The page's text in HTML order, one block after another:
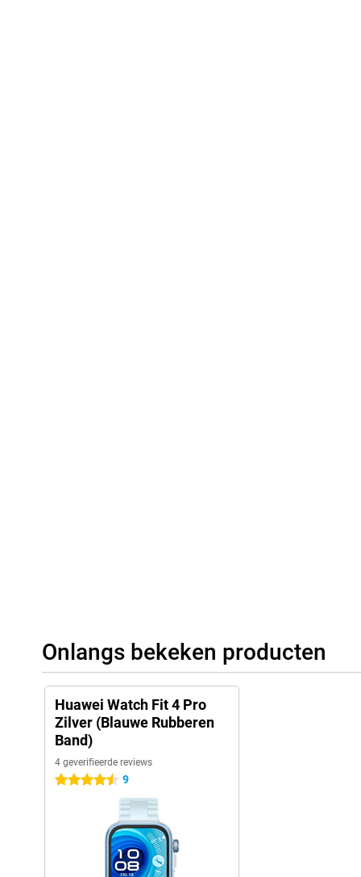
Onlangs bekeken producten
Huawei Watch Fit 4 Pro
Zilver (Blauwe Rubberen
Band)
4 geverifieerde reviews
4.5 sterren 9